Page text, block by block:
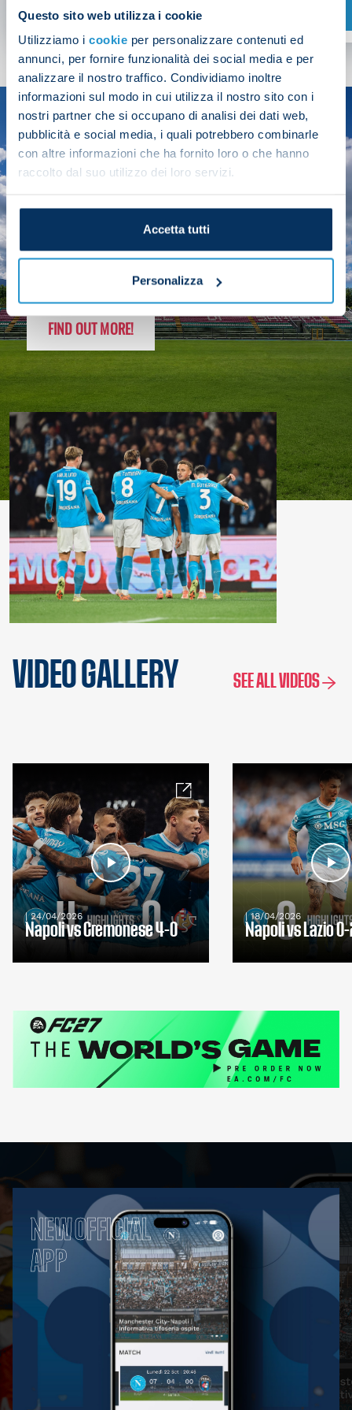
Questo sito web utilizza i cookie
Utilizziamo i cookie per personalizzare contenuti ed
annunci, per fornire funzionalità dei social media e per
analizzare il nostro traffico. Condividiamo inoltre
informazioni sul modo in cui utilizza il nostro sito con i
nostri partner che si occupano di analisi dei dati web,
pubblicità e social media, i quali potrebbero combinarle
con altre informazioni che ha fornito loro o che hanno
raccolto dal suo utilizzo dei loro servizi.
Accetta tutti
Personalizza
SHOP NOW
SEASON
2025/26
FOLLOW THE CHAMPS' JOURNEY
FIND OUT MORE!
VIDEO GALLERY SEE ALL VIDEOS
| 24/04/2026
Napoli vs Cremonese 4-0
| 18/04/2026
Napoli vs Lazio
NEW OFFICIAL
APP